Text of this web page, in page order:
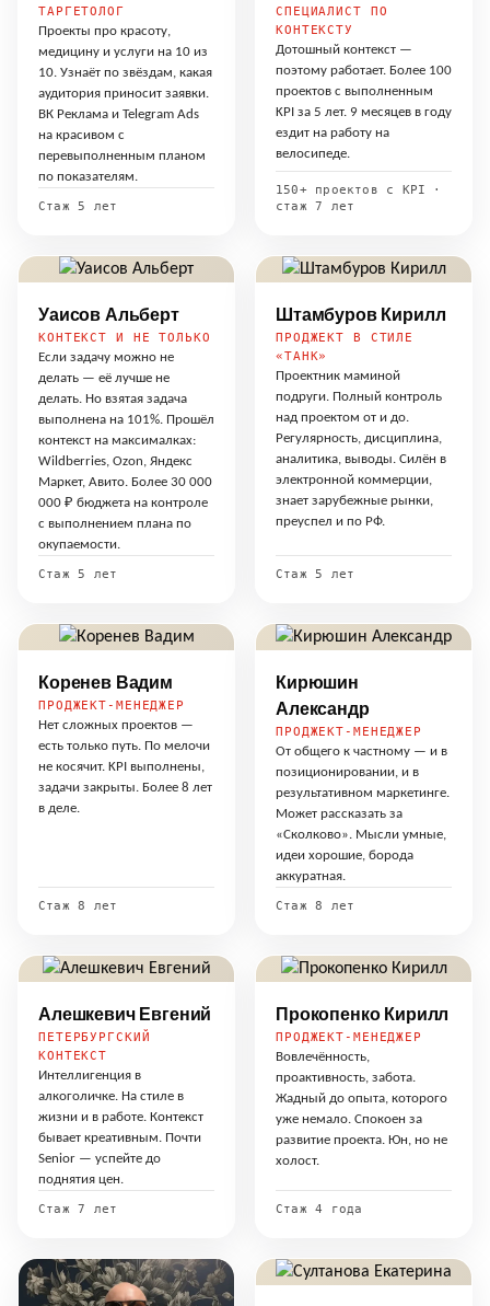
ТАРГЕТОЛОГ
Проекты про красоту,
медицину и услуги на 10 из
10. Узнаёт по звёздам, какая
аудитория приносит заявки.
ВК Реклама и Telegram Ads
на красивом с
перевыполненным планом
по показателям.
Стаж 5 лет
СПЕЦИАЛИСТ ПО
КОНТЕКСТУ
Дотошный контекст —
поэтому работает. Более 100
проектов с выполненным
KPI за 5 лет. 9 месяцев в году
ездит на работу на
велосипеде.
150+ проектов с KPI ·
стаж 7 лет
Уаисов Альберт
КОНТЕКСТ И НЕ ТОЛЬКО
Если задачу можно не
делать — её лучше не
делать. Но взятая задача
выполнена на 101%. Прошёл
контекст на максималках:
Wildberries, Ozon, Яндекс
Маркет, Авито. Более 30 000
000 ₽ бюджета на контроле
с выполнением плана по
окупаемости.
Стаж 5 лет
Штамбуров Кирилл
ПРОДЖЕКТ В СТИЛЕ
«ТАНК»
Проектник маминой
подруги. Полный контроль
над проектом от и до.
Регулярность, дисциплина,
аналитика, выводы. Силён в
электронной коммерции,
знает зарубежные рынки,
преуспел и по РФ.
Стаж 5 лет
Коренев Вадим
ПРОДЖЕКТ-МЕНЕДЖЕР
Нет сложных проектов —
есть только путь. По мелочи
не косячит. KPI выполнены,
задачи закрыты. Более 8 лет
в деле.
Стаж 8 лет
Кирюшин
Александр
ПРОДЖЕКТ-МЕНЕДЖЕР
От общего к частному — и в
позиционировании, и в
результативном маркетинге.
Может рассказать за
«Сколково». Мысли умные,
идеи хорошие, борода
аккуратная.
Стаж 8 лет
Алешкевич Евгений
ПЕТЕРБУРГСКИЙ
КОНТЕКСТ
Интеллигенция в
алкоголичке. На стиле в
жизни и в работе. Контекст
бывает креативным. Почти
Senior — успейте до
поднятия цен.
Стаж 7 лет
Прокопенко Кирилл
ПРОДЖЕКТ-МЕНЕДЖЕР
Вовлечённость,
проактивность, забота.
Жадный до опыта, которого
уже немало. Спокоен за
развитие проекта. Юн, но не
холост.
Стаж 4 года